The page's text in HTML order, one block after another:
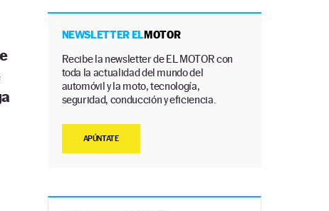
NEWSLETTER ELMOTOR
Recibe la newsletter de EL MOTOR con
toda la actualidad del mundo del
automóvil y la moto, tecnología,
seguridad, conducción y eficiencia.
APÚNTATE